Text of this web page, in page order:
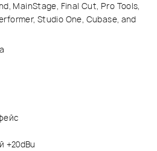
MainStage, Final Cut, Pro Tools,
Studio One, Cubase, and
+20dBu